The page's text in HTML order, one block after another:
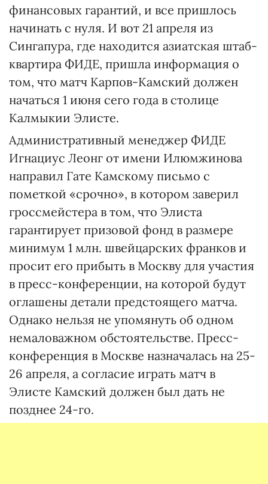
финансовых гарантий, и все пришлось
начинать с нуля. И вот 21 апреля из
Сингапура, где находится азиатская штаб-
квартира ФИДЕ, пришла информация о
том, что матч Карпов-Камский должен
начаться 1 июня сего года в столице
Калмыкии Элисте.
Административный менеджер ФИДЕ
Игнациус Леонг от имени Илюмжинова
направил Гате Камскому письмо с
пометкой «срочно», в котором заверил
гроссмейстера в том, что Элиста
гарантирует призовой фонд в размере
минимум 1 млн. швейцарских франков и
просит его прибыть в Москву для участия
в пресс-конференции, на которой будут
оглашены детали предстоящего матча.
Однако нельзя не упомянуть об одном
немаловажном обстоятельстве. Пресс-
конференция в Москве назначалась на 25-
26 апреля, а согласие играть матч в
Элисте Камский должен был дать не
позднее 24-го.